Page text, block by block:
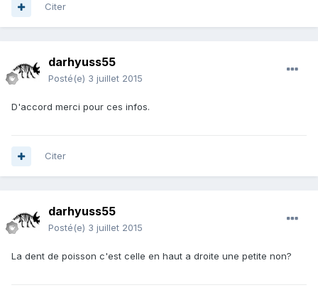
Citer
darhyuss55
Posté(e) 3 juillet 2015
D'accord merci pour ces infos.
Citer
darhyuss55
Posté(e) 3 juillet 2015
La dent de poisson c'est celle en haut a droite une petite non?